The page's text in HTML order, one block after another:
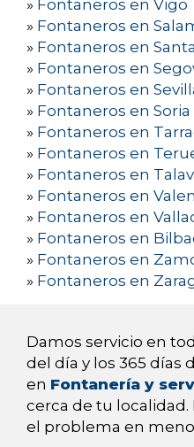
» Fontaneros en Vigo
» Fontaneros en
» Fontaneros en
» Fontaneros en
» Fontaneros en
» Fontaneros en Soria
» Fontaneros en
» Fontaneros en
» Fontaneros en
» Fontaneros en
» Fontaneros en
» Fontaneros en
» Fontaneros en
» Fontaneros en
Damos servicio en
del día y los 365 días
en Fontanería y
cerca de tu
el problema en